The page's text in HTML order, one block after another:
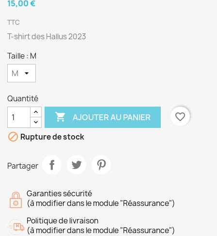
15,00 €
TTC
T-shirt des Hallus 2023
Taille : M
Quantité
 AJOUTER AU PANIER
favorite_border
 Rupture de stock
Partager
Garanties sécurité
(à modifier dans le module "Réassurance")
Politique de livraison
(à modifier dans le module "Réassurance")